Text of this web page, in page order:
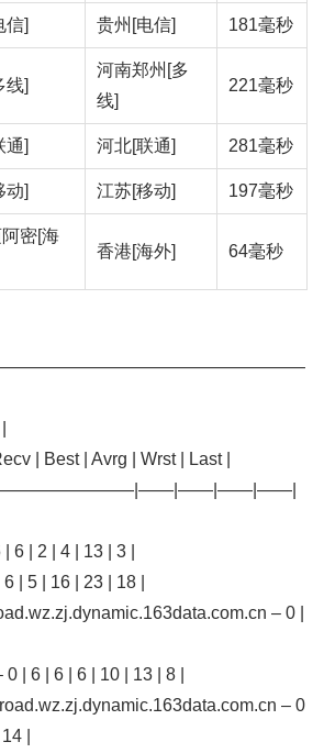
信] 贵州[电信] 181毫秒
线]
河南郑州[多
线]
221毫秒
通] 河北[联通] 281毫秒
动] 江苏[移动] 197毫秒
密[海
香港[海外] 64毫秒
| Best | Avrg | Wrst | Last |
6 | 2 | 4 | 13 | 3 |
| 5 | 16 | 23 | 18 |
– 0 |
| 6 | 6 | 6 | 10 | 13 | 8 |
– 0
|